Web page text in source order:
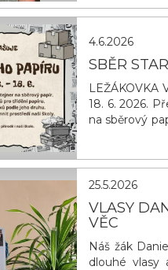
obsadil
4.6.2026
SBĚR
LEŽÁKOVKA
18. 6. 2026.
na sběrový
naší škole. D
25.5.2026
VLASY
VĚC
Náš žák
dlouhé vlasy